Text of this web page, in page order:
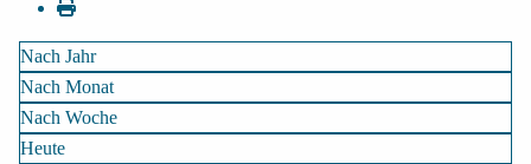
Nach Jahr
Nach Monat
Nach Woche
Heute